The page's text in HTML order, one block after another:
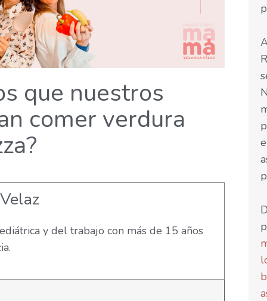
que nuestros
comer verdura
y del trabajo con más de 15 años